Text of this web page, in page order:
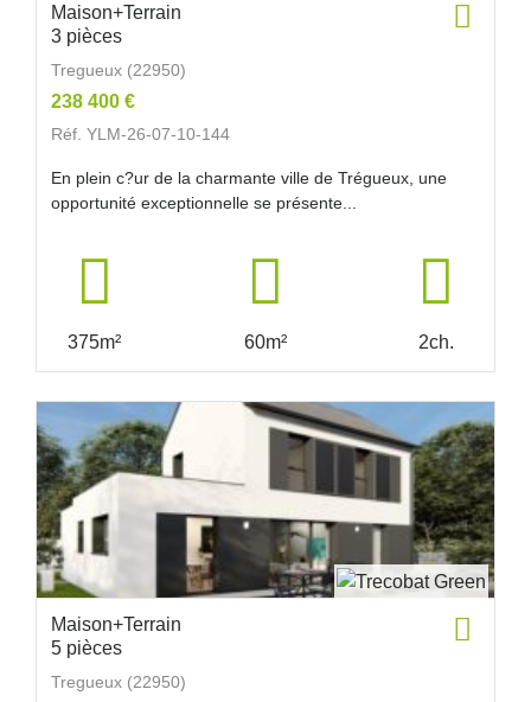
Maison+Terrain
3 pièces
Tregueux (22950)
238 400 €
Réf. YLM-26-07-10-144
En plein c?ur de la charmante ville de Trégueux, une
opportunité exceptionnelle se présente...
375m² 60m² 2ch.
Maison+Terrain
5 pièces
Tregueux (22950)